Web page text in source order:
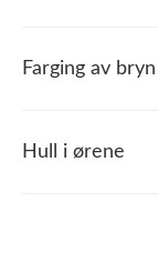
Farging av bryn
Hull i ørene